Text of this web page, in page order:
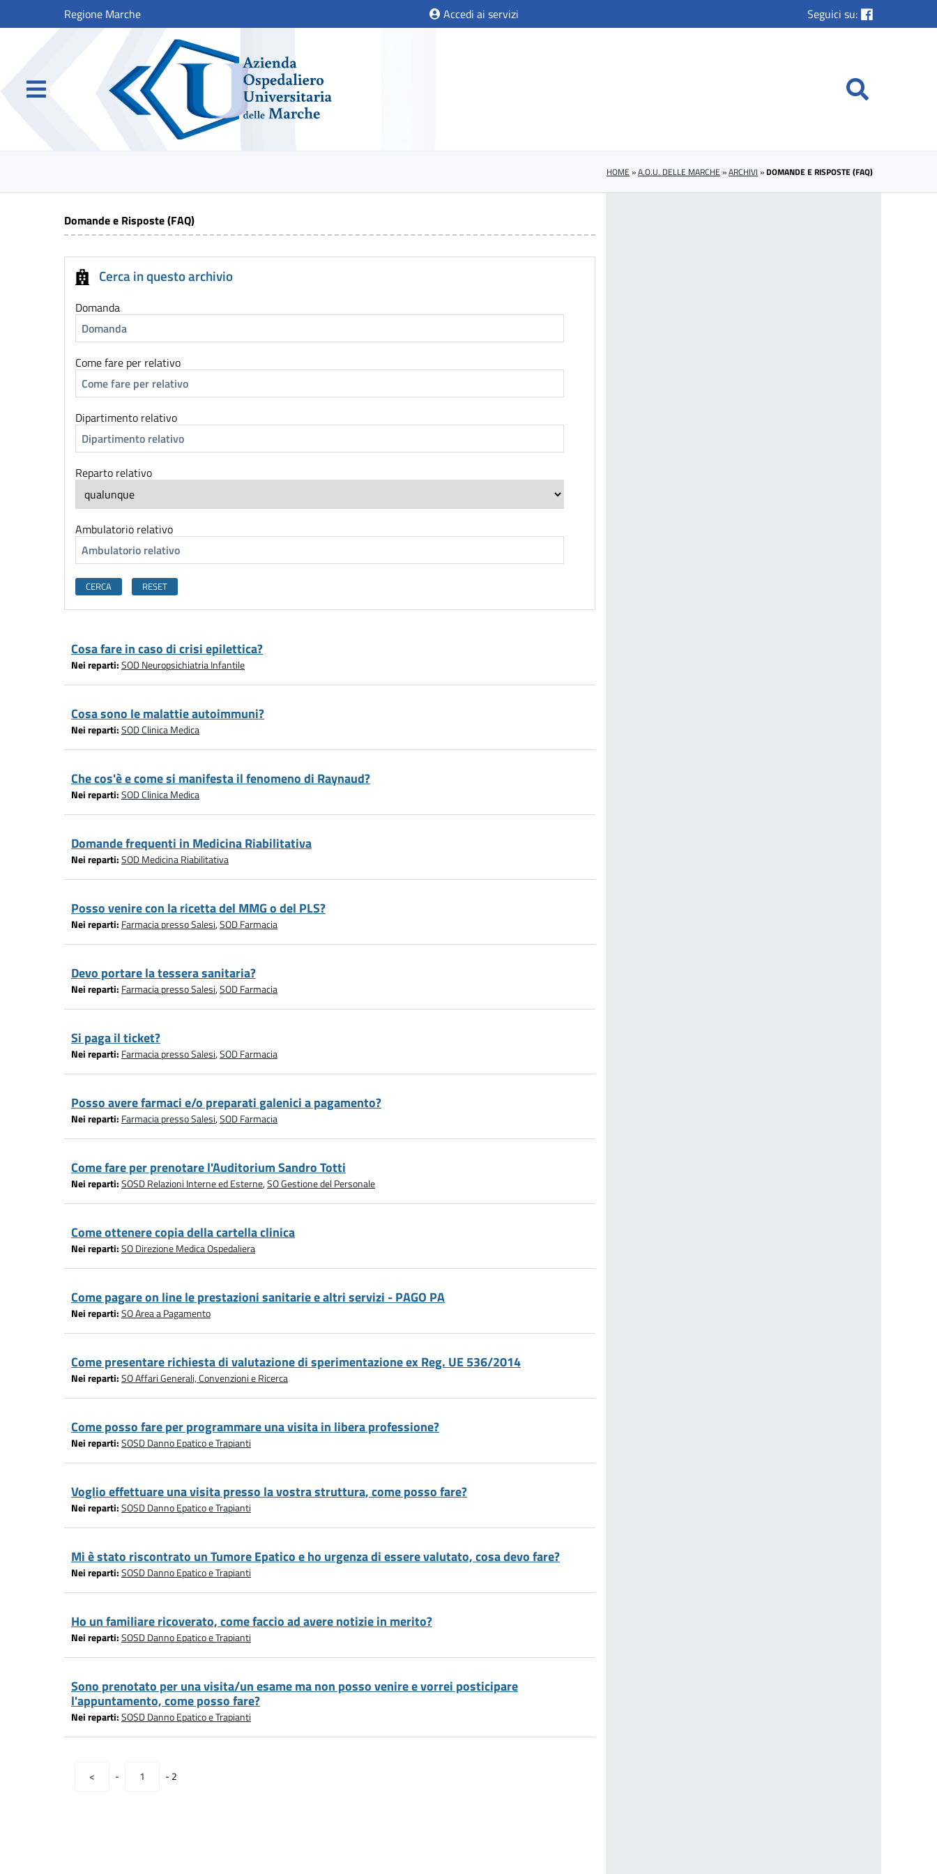
Regione Marche Accedi ai servizi Seguici su:
HOME »A.O.U. DELLE MARCHE »ARCHIVI »DOMANDE E RISPOSTE (FAQ)
Domande e Risposte (FAQ)
Cerca in questo archivio
Domanda
Come fare per relativo
Dipartimento relativo
Reparto relativo
Ambulatorio relativo
Cosa fare in caso di crisi epilettica?
Nei reparti: SOD Neuropsichiatria Infantile
Cosa sono le malattie autoimmuni?
Nei reparti: SOD Clinica Medica
Che cos'è e come si manifesta il fenomeno di Raynaud?
Nei reparti: SOD Clinica Medica
Domande frequenti in Medicina Riabilitativa
Nei reparti: SOD Medicina Riabilitativa
Posso venire con la ricetta del MMG o del PLS?
Nei reparti: Farmacia presso Salesi,SOD Farmacia
Devo portare la tessera sanitaria?
Nei reparti: Farmacia presso Salesi,SOD Farmacia
Si paga il ticket?
Nei reparti: Farmacia presso Salesi,SOD Farmacia
Posso avere farmaci e/o preparati galenici a pagamento?
Nei reparti: Farmacia presso Salesi,SOD Farmacia
Come fare per prenotare l'Auditorium Sandro Totti
Nei reparti: SOSD Relazioni Interne ed Esterne,SO Gestione del Personale
Come ottenere copia della cartella clinica
Nei reparti: SO Direzione Medica Ospedaliera
Come pagare on line le prestazioni sanitarie e altri servizi - PAGO PA
Nei reparti: SO Area a Pagamento
Come presentare richiesta di valutazione di sperimentazione ex Reg. UE 536/2014
Nei reparti: SO Affari Generali, Convenzioni e Ricerca
Come posso fare per programmare una visita in libera professione?
Nei reparti: SOSD Danno Epatico e Trapianti
Voglio effettuare una visita presso la vostra struttura, come posso fare?
Nei reparti: SOSD Danno Epatico e Trapianti
Mi è stato riscontrato un Tumore Epatico e ho urgenza di essere valutato, cosa devo fare?
Nei reparti: SOSD Danno Epatico e Trapianti
Ho un familiare ricoverato, come faccio ad avere notizie in merito?
Nei reparti: SOSD Danno Epatico e Trapianti
Sono prenotato per una visita/un esame ma non posso venire e vorrei posticipare
l'appuntamento, come posso fare?
Nei reparti: SOSD Danno Epatico e Trapianti
< - 1 -2